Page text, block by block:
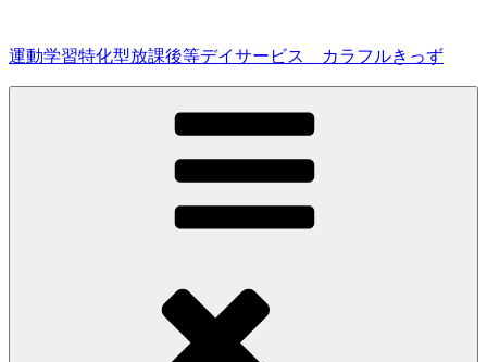
テ
ン
運動学習特化型放課後等デイサービス カラフルきっず